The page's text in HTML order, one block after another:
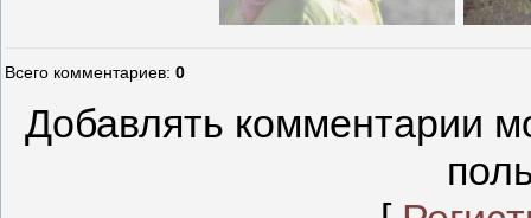
Всего комментариев: 0
Добавлять комментарии